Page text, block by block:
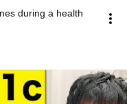
during a health